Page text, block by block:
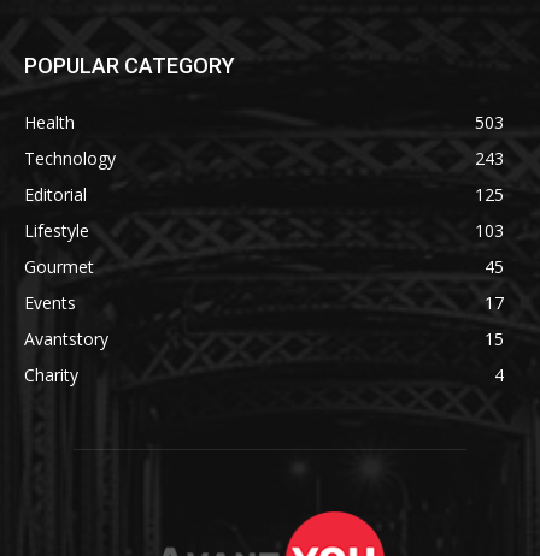
POPULAR CATEGORY
Health
503
Technology
243
Editorial
125
Lifestyle
103
Gourmet
45
Events
17
Avantstory
15
Charity
4